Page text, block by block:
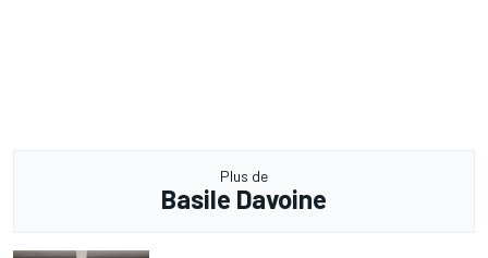
Plus de
Basile Davoine